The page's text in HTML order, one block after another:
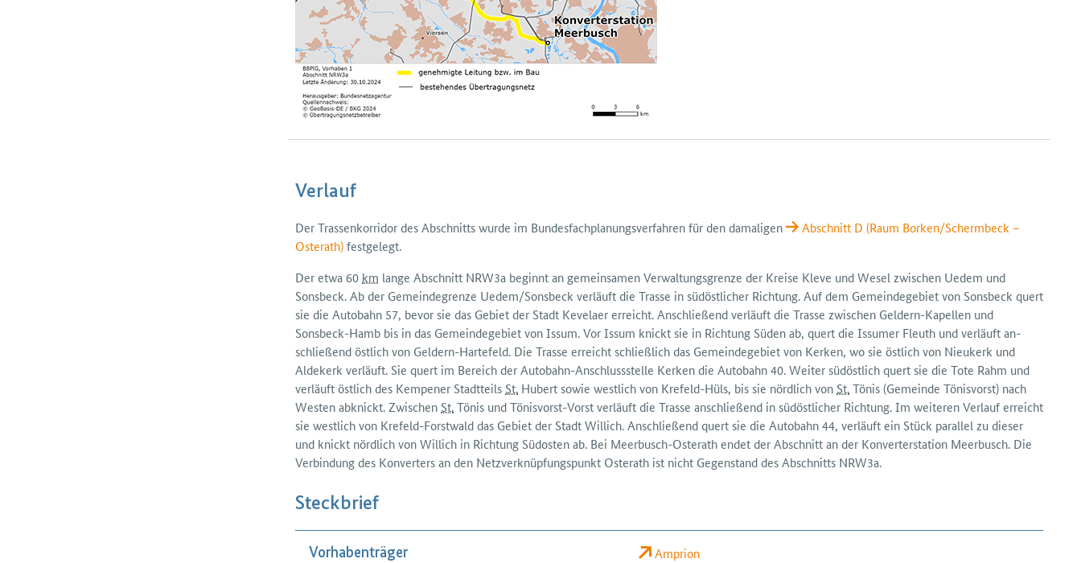
Verlauf
Der Trassen­korridor des Abschnitts wurde im Bundes­fachplanungs­verfahren für den damaligen
Abschnitt D (Raum Borken/Scherm­beck –
Osterath)fest­gelegt.
Der etwa 60 km lange Abschnitt NRW3a beginnt an gemein­samen Verwaltungs­grenze der Kreise Kleve und Wesel zwischen Uedem und
Sonsbeck. Ab der Gemeinde­grenze Uedem/Sonsbeck verläuft die Trasse in süd­östlicher Richtung. Auf dem Gemeinde­gebiet von Sonsbeck quert
sie die Auto­bahn 57, bevor sie das Gebiet der Stadt Kevelaer erreicht. An­schließend verläuft die Trasse zwischen Geldern-Kapellen und
Sonsbeck-Hamb bis in das Gemeinde­gebiet von Issum. Vor Issum knickt sie in Richtung Süden ab, quert die Issumer Fleuth und verläuft an­
schließend östlich von Geldern-Hartefeld. Die Trasse erreicht schließlich das Gemeinde­gebiet von Kerken, wo sie östlich von Nieukerk und
Aldekerk verläuft. Sie quert im Bereich der Autobahn-Anschluss­stelle Kerken die Autobahn 40. Weiter süd­östlich quert sie die Tote Rahm und
verläuft östlich des Kempener Stadt­teils St. Hubert sowie westlich von Krefeld-Hüls, bis sie nördlich von St.Tönis (Gemeinde Tönisvorst) nach
Westen ab­knickt. Zwischen St.Tönis und Tönisvorst-Vorst verläuft die Trasse an­schließend in süd­östlicher Richtung. Im weiteren Verlauf erreicht
sie westlich von Krefeld-Forstwald das Gebiet der Stadt Willich. An­schließend quert sie die Auto­bahn 44, verläuft ein Stück parallel zu dieser
und knickt nördlich von Willich in Richtung Süd­osten ab. Bei Meerbusch-Osterath endet der Abschnitt an der Konverterstation Meerbusch. Die
Verbindung des Konverters an den Netzverknüpfungspunkt Osterath ist nicht Gegenstand des Abschnitts NRW3a.
Steckbrief
Vorhabenträger Amprion